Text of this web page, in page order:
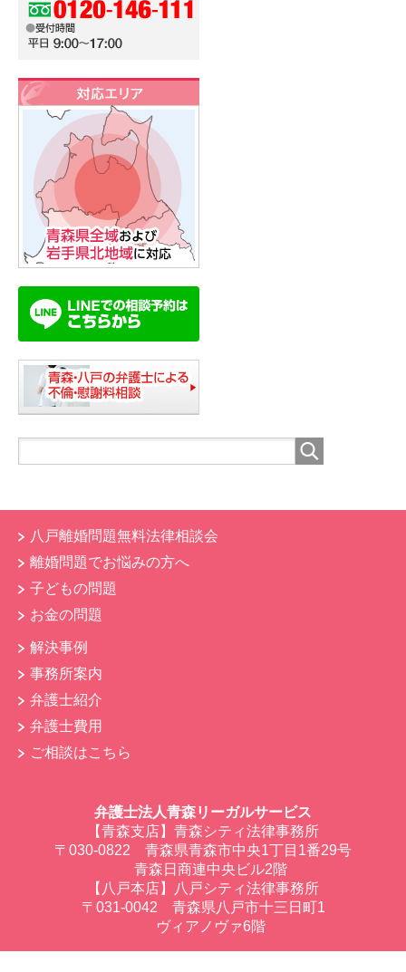
八戸離婚問題無料法律相談会
離婚問題でお悩みの方へ
子どもの問題
お金の問題
解決事例
事務所案内
弁護士紹介
弁護士費用
ご相談はこちら
弁護士法人青森リーガルサービス
【青森支店】青森シティ法律事務所
〒030-0822 青森県青森市中央1丁目1番29号
青森日商連中央ビル2階
【八戸本店】八戸シティ法律事務所
〒031-0042 青森県八戸市十三日町1
ヴィアノヴァ6階